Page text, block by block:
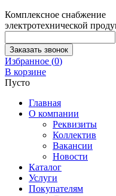
Комплексное снабжение
электротехнической
Избранное (0)
В корзине
Пусто
Главная
О компании
Реквизиты
Коллектив
Вакансии
Новости
Каталог
Услуги
Покупателям